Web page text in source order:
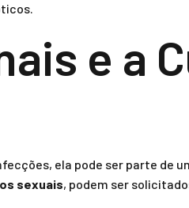
e a
ela pode ser parte de
sexuais, podem ser